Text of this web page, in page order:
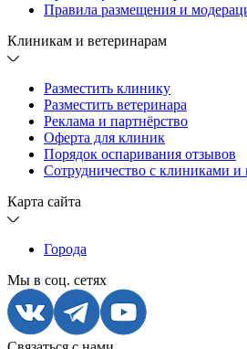
Правила размещения и
Клиникам и ветеринарам
Разместить клинику
Разместить ветеринара
Реклама и партнёрство
Оферта для клиник
Порядок оспаривания отзывов
Сотрудничество с клиниками и
Карта сайта
Города
Мы в соц. сетях